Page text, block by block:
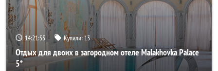
14:21:54 Купили: 13
Отдых для двоих в загородном отеле Malakhovka Palace
5*